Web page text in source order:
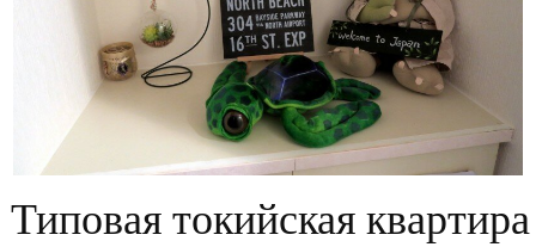
Типовая токийская квартира